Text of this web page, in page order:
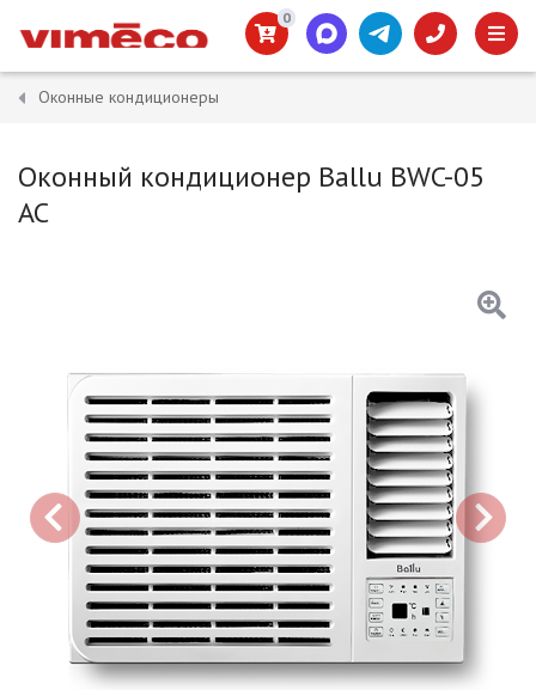
0
Оконные кондиционеры
Оконный кондиционер Ballu BWC-05
AC